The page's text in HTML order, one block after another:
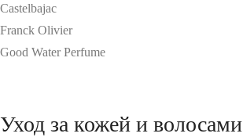
Castelbajac
Franck Olivier
Good Water Perfume
Уход за кожей и волосами